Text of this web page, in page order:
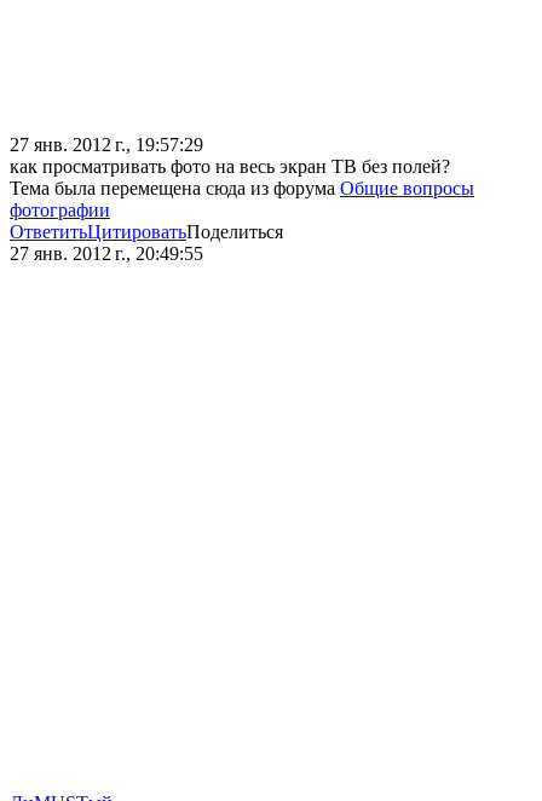
27 янв. 2012 г., 19:57:29
как просматривать фото на весь экран ТВ без полей?
Тема была перемещена сюда из форума Общие вопросы
фотографии
ОтветитьЦитироватьПоделиться
27 янв. 2012 г., 20:49:55